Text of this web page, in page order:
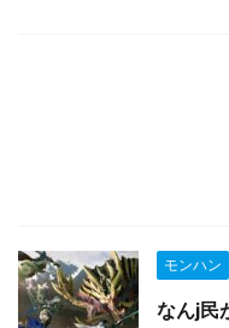
モンハン
なんj民